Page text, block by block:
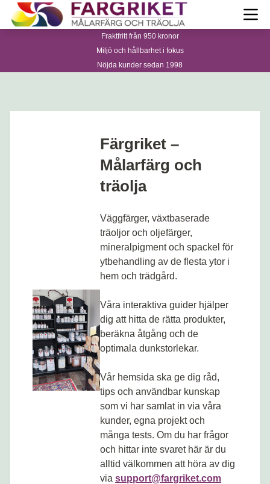
Hoppa till innehåll
Till Färgrikets startsida
PRODUKTER
Projekt
Mitt kontoVisa Varukorg
Fraktfritt från 950 kronor
Miljö och hållbarhet i fokus
Nöjda kunder sedan 1998
Färgriket –
Målarfärg och
träolja
Väggfärger, växtbaserade
träoljor och oljefärger,
mineralpigment och spackel för
ytbehandling av de flesta ytor i
hem och trädgård.
Våra interaktiva guider hjälper
dig att hitta de rätta produkter,
beräkna åtgång och de
optimala dunkstorlekar.
Vår hemsida ska ge dig råd,
tips och användbar kunskap
som vi har samlat in via våra
kunder, egna projekt och
många tests. Om du har frågor
och hittar inte svaret här är du
alltid välkommen att höra av dig
viasupport@fargriket.com